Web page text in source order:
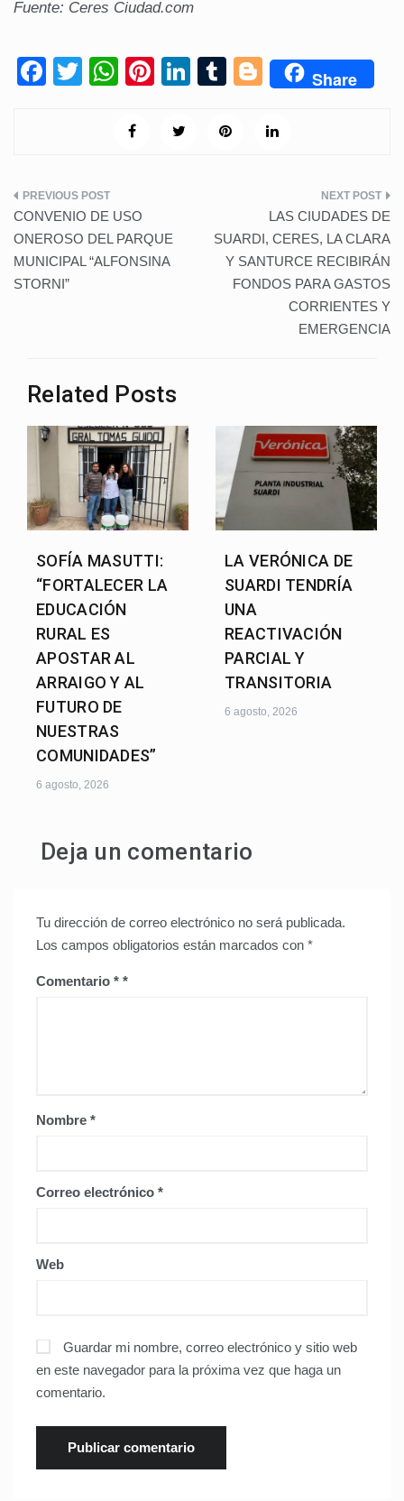
Fuente: Ceres Ciudad.com
F
b
o
o
k
T
W
at
p
p
Pi
er
Li
T
m
Bl
g
Share
Navegación
de
entradas
CONVENIO DE USO
ONEROSO DEL PARQUE
MUNICIPAL “ALFONSINA
STORNI”
LAS CIUDADES DE
SUARDI, CERES, LA CLARA
Y SANTURCE RECIBIRÁN
FONDOS PARA GASTOS
CORRIENTES Y
EMERGENCIA
Related Posts
SOFÍA MASUTTI:
“FORTALECER LA
EDUCACIÓN
RURAL ES
APOSTAR AL
ARRAIGO Y AL
FUTURO DE
NUESTRAS
COMUNIDADES”
6 agosto, 2026
LA VERÓNICA DE
SUARDI TENDRÍA
UNA
REACTIVACIÓN
PARCIAL Y
TRANSITORIA
6 agosto, 2026
Deja un comentario
Tu dirección de correo electrónico no será publicada.
Los campos obligatorios están marcados con *
Comentario *
Nombre *
Correo electrónico *
Web
Guardar mi nombre, correo electrónico y sitio web
en este navegador para la próxima vez que haga un
comentario.